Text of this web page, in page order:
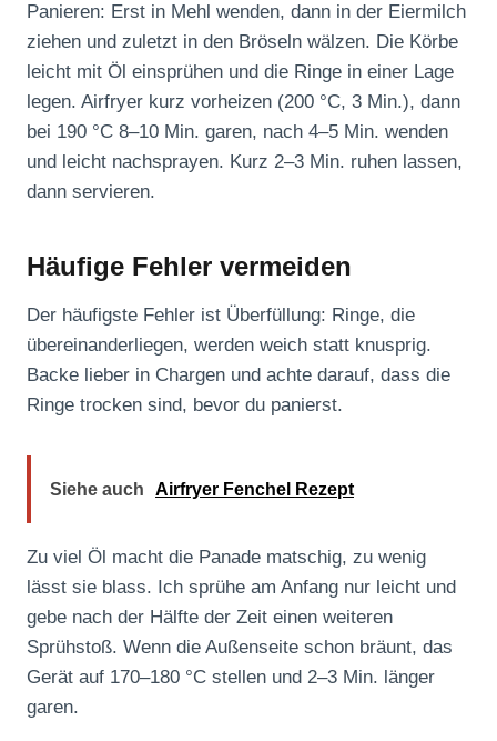
Panieren: Erst in Mehl wenden, dann in der Eiermilch
ziehen und zuletzt in den Bröseln wälzen. Die Körbe
leicht mit Öl einsprühen und die Ringe in einer Lage
legen. Airfryer kurz vorheizen (200 °C, 3 Min.), dann
bei 190 °C 8–10 Min. garen, nach 4–5 Min. wenden
und leicht nachsprayen. Kurz 2–3 Min. ruhen lassen,
dann servieren.
Häufige Fehler vermeiden
Der häufigste Fehler ist Überfüllung: Ringe, die
übereinanderliegen, werden weich statt knusprig.
Backe lieber in Chargen und achte darauf, dass die
Ringe trocken sind, bevor du panierst.
Siehe auch Airfryer Fenchel Rezept
Zu viel Öl macht die Panade matschig, zu wenig
lässt sie blass. Ich sprühe am Anfang nur leicht und
gebe nach der Hälfte der Zeit einen weiteren
Sprühstoß. Wenn die Außenseite schon bräunt, das
Gerät auf 170–180 °C stellen und 2–3 Min. länger
garen.